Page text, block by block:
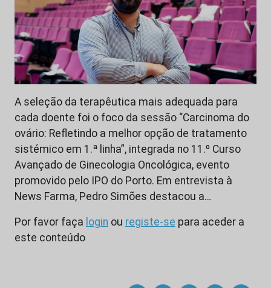
A seleção da terapêutica mais adequada para
cada doente foi o foco da sessão “Carcinoma do
ovário: Refletindo a melhor opção de tratamento
sistémico em 1.ª linha”, integrada no 11.º Curso
Avançado de Ginecologia Oncológica, evento
promovido pelo IPO do Porto. Em entrevista à
News Farma, Pedro Simões destacou a…
Por favor faça login ou registe-se para aceder a
este conteúdo